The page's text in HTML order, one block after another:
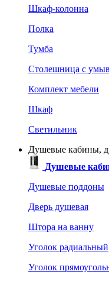
Шкаф-колонна
Полка
Тумба
Столешница с
Комплект мебели
Шкаф
Светильник
Душевые кабины,
Душевые
Душевые поддоны
Дверь душевая
Штора на ванну
Уголок радиальный
Уголок